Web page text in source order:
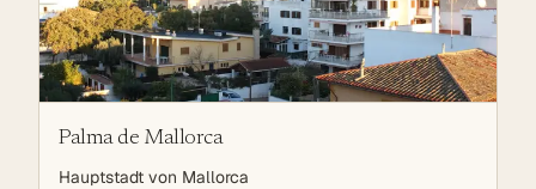
Palma de Mallorca
Hauptstadt von Mallorca